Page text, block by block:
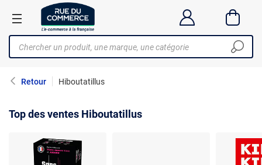
Retour Hiboutatillus
Top des ventes Hiboutatillus